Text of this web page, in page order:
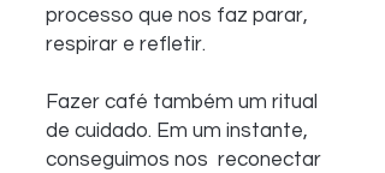
processo que nos faz parar,
respirar e refletir.
Fazer café também um ritual
de cuidado. Em um instante,
conseguimos nos  reconectar